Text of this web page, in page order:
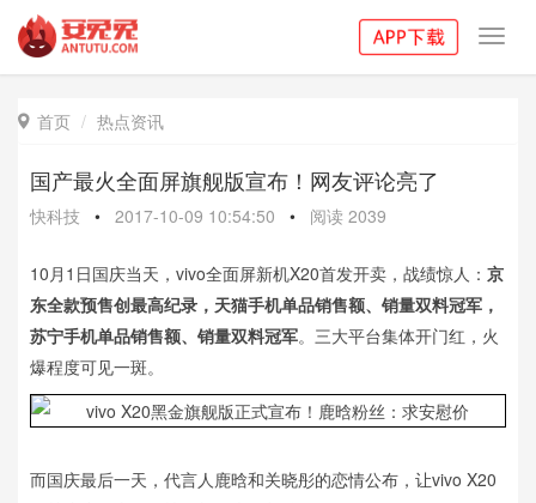
 首页 热点资讯
国产最火全面屏旗舰版宣布！网友评论亮了
快科技 • 2017-10-09 10:54:50 • 阅读 2039
10月1日国庆当天，vivo全面屏新机X20首发开卖，战绩惊人： 京
东全款预售创最高纪录，天猫手机单品销售额、销量双料冠军，
苏宁手机单品销售额、销量双料冠军。三大平台集体开门红，火
爆程度可见一斑。
而国庆最后一天，代言人鹿晗和关晓彤的恋情公布，让vivo X20